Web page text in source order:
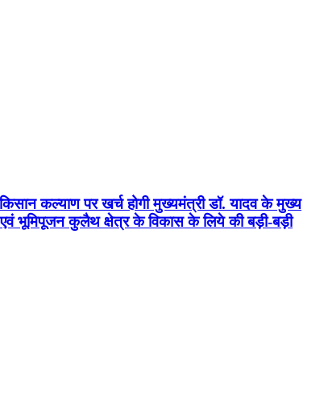
कल्याण पर खर्च होगी मुख्यमंत्री डॉ. यादव के मुख्य
भूमिपूजन कुलैथ क्षेत्र के विकास के लिये की बड़ी-बड़ी